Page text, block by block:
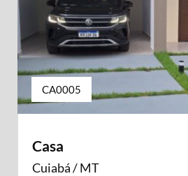
CA0005
Casa
Cuiabá / MT